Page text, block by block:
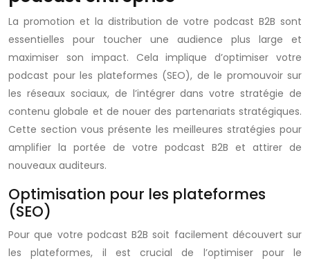
La promotion et la distribution de votre podcast B2B sont
essentielles pour toucher une audience plus large et
maximiser son impact. Cela implique d’optimiser votre
podcast pour les plateformes (SEO), de le promouvoir sur
les réseaux sociaux, de l’intégrer dans votre stratégie de
contenu globale et de nouer des partenariats stratégiques.
Cette section vous présente les meilleures stratégies pour
amplifier la portée de votre podcast B2B et attirer de
nouveaux auditeurs.
Optimisation pour les plateformes
(SEO)
Pour que votre podcast B2B soit facilement découvert sur
les plateformes, il est crucial de l’optimiser pour le